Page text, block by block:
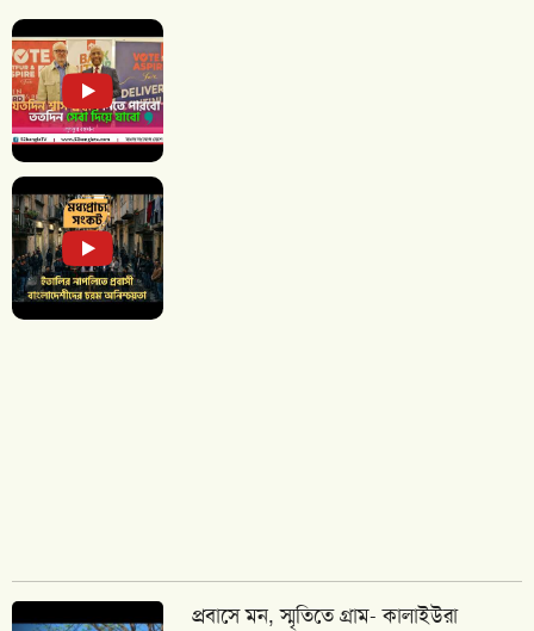
প্রবাসে মন, স্মৃতিতে গ্রাম- কালাইউরা